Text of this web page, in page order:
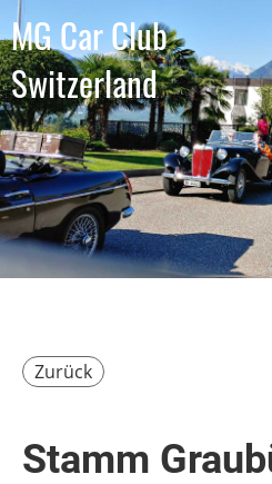
MG Car Club
Switzerland
Zurück
Stamm